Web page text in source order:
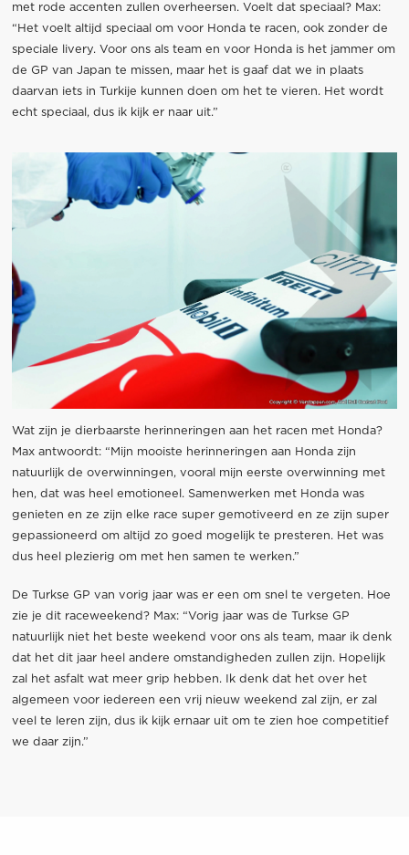
met rode accenten zullen overheersen. Voelt dat speciaal? Max:
“Het voelt altijd speciaal om voor Honda te racen, ook zonder de
speciale livery. Voor ons als team en voor Honda is het jammer om
de GP van Japan te missen, maar het is gaaf dat we in plaats
daarvan iets in Turkije kunnen doen om het te vieren. Het wordt
echt speciaal, dus ik kijk er naar uit.”
Wat zijn je dierbaarste herinneringen aan het racen met Honda?
Max antwoordt: “Mijn mooiste herinneringen aan Honda zijn
natuurlijk de overwinningen, vooral mijn eerste overwinning met
hen, dat was heel emotioneel. Samenwerken met Honda was
genieten en ze zijn elke race super gemotiveerd en ze zijn super
gepassioneerd om altijd zo goed mogelijk te presteren. Het was
dus heel plezierig om met hen samen te werken.”
De Turkse GP van vorig jaar was er een om snel te vergeten. Hoe
zie je dit raceweekend? Max: “Vorig jaar was de Turkse GP
natuurlijk niet het beste weekend voor ons als team, maar ik denk
dat het dit jaar heel andere omstandigheden zullen zijn. Hopelijk
zal het asfalt wat meer grip hebben. Ik denk dat het over het
algemeen voor iedereen een vrij nieuw weekend zal zijn, er zal
veel te leren zijn, dus ik kijk ernaar uit om te zien hoe competitief
we daar zijn.”